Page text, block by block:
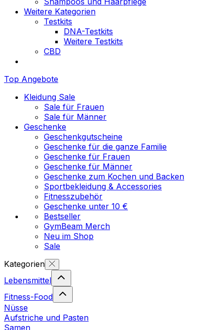
Weitere Kategorien
Testkits
DNA-Testkits
Weitere Testkits
CBD
Top Angebote
Kleidung Sale
Sale für Frauen
Sale für Männer
Geschenke
Geschenkgutscheine
Geschenke für die ganze Familie
Geschenke für Frauen
Geschenke für Männer
Geschenke zum Kochen und Backen
Sportbekleidung & Accessories
Fitnesszubehör
Geschenke unter 10 €
Bestseller
GymBeam Merch
Neu im Shop
Sale
Kategorien
Lebensmittel
Fitness-Food
Nüsse
Aufstriche und Pasten
Samen